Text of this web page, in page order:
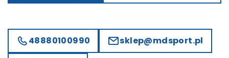
48880100990 sklep@mdsport.pl